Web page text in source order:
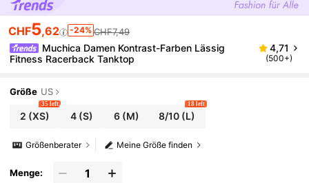
CHF5,62 -24% CHF7,49
Muchica Damen Kontrast-Farben Lässig
Fitness Racerback Tanktop
4,71
(500+)
Größe US
2 (XS)
35 left
4(S) 6(M) 8/10 (L)
18 left
Meine Größe finden
Größenberater
Menge: